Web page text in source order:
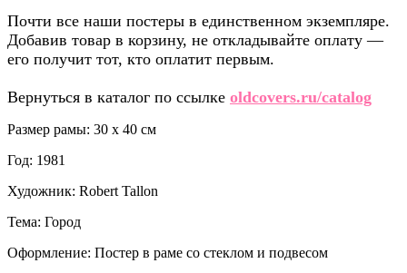
Почти все наши постеры в единственном экземпляре.
Добавив товар в корзину, не откладывайте оплату —
его получит тот, кто оплатит первым.
Вернуться в каталог по ссылке oldcovers.ru/catalog
Размер рамы: 30 x 40 см
Год: 1981
Художник: Robert Tallon
Тема: Город
Оформление: Постер в раме со стеклом и подвесом